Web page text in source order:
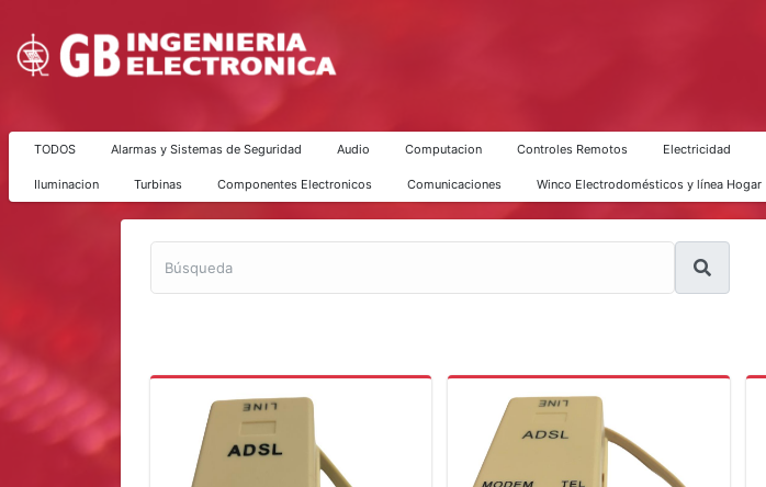
TODOS Alarmas y Sistemas de Seguridad Audio Computacion Controles Remotos Electricidad
Iluminacion Turbinas Componentes Electronicos Comunicaciones Winco Electrodomésticos y línea Hogar